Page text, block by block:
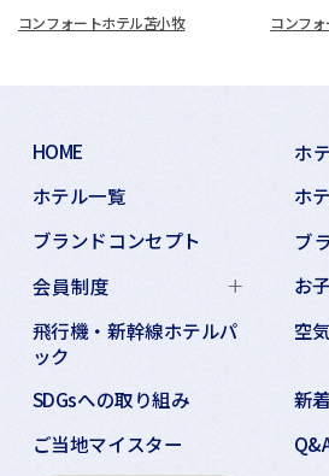
コンフォートホテル苫小牧 コンフ
HOME
ホ
ホテル一覧
ホ
ブランドコンセプト
ブ
会員制度
お
飛行機・新幹線ホテルパ
ック
空
SDGsへの取り組み
新
ご当地マイスター